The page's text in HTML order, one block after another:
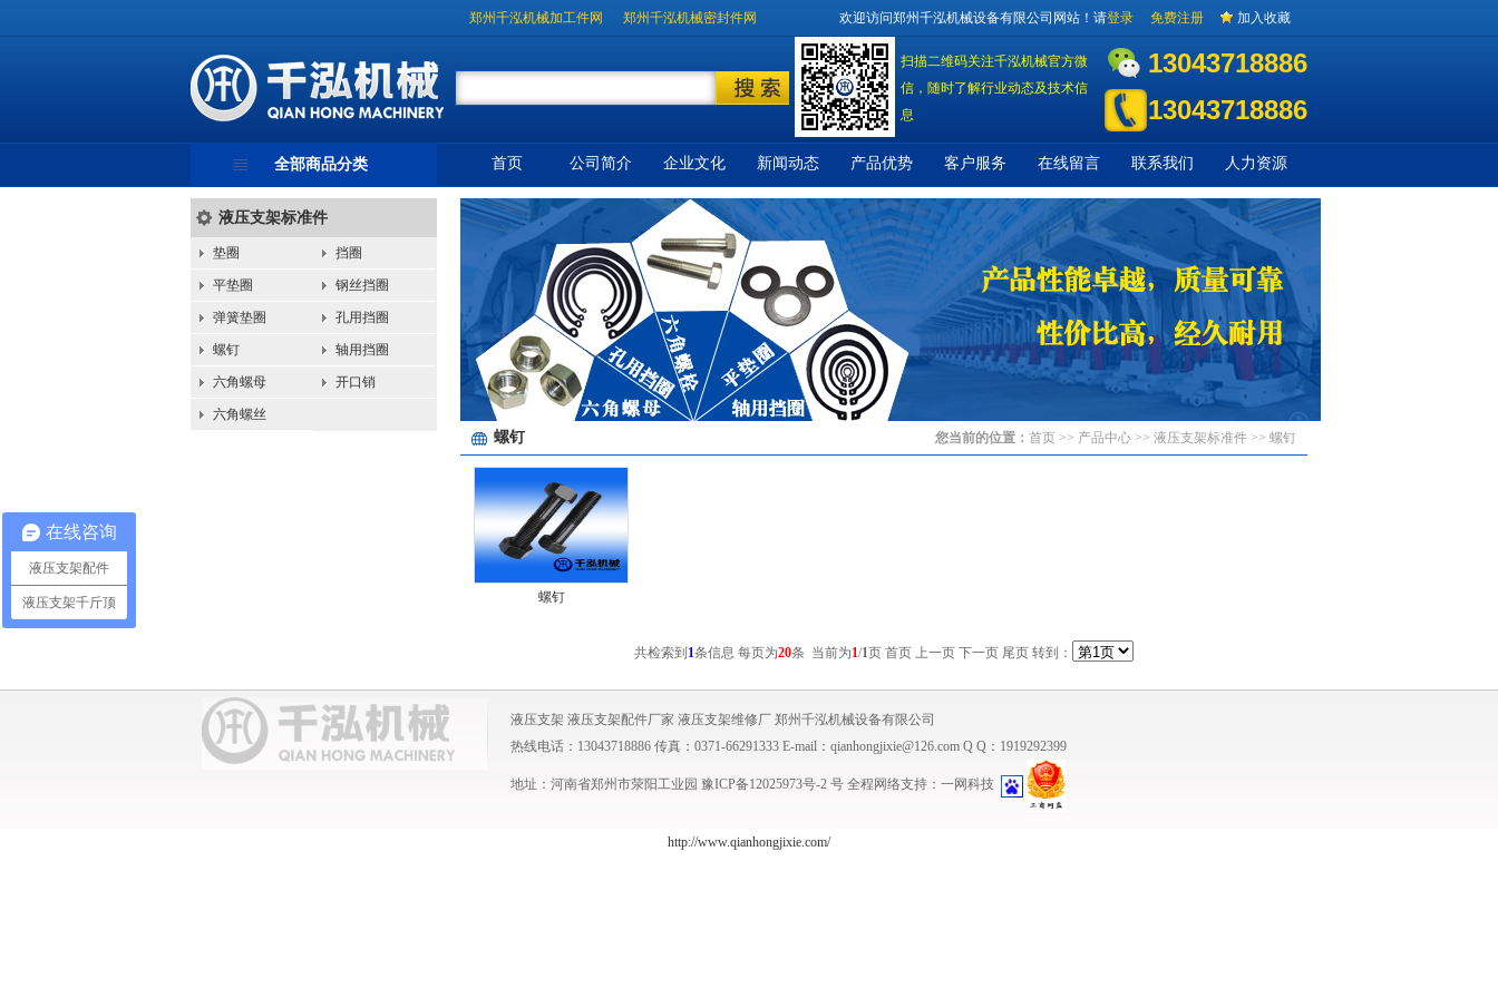
欢迎访问郑州千泓机械设备有限公司网站！请登录 免费注册 加入收藏
郑州千泓机械加工件网 郑州千泓机械密封件网
扫描二维码关注千泓机械官方微
信，随时了解行业动态及技术信
息
13043718886
13043718886
全部商品分类
液压支架标准件
垫圈 挡圈
平垫圈 钢丝挡圈
弹簧垫圈 孔用挡圈
螺钉 轴用挡圈
六角螺母 开口销
六角螺丝
首页 公司简介 企业文化 新闻动态 产品优势 客户服务 在线留言 联系我们 人力资源
您当前的位置： 首页 >> 产品中心 >> 液压支架标准件 >> 螺钉
螺钉
螺钉
共检索到 1条信息 每页为20条 当前为1/1页 首页 上一页 下一页 尾页 转到：
液压支架 液压支架配件厂家 液压支架维修厂 郑州千泓机械设备有限公司
热线电话：13043718886 传真：0371-66291333 E-mail：qianhongjixie@126.com Q Q：1919292399
地址：河南省郑州市荥阳工业园 豫ICP备12025973号-2 号 全程网络支持： 一网科技
http://www.qianhongjixie.com/
在线咨询
液压支架配件
液压支架千斤顶